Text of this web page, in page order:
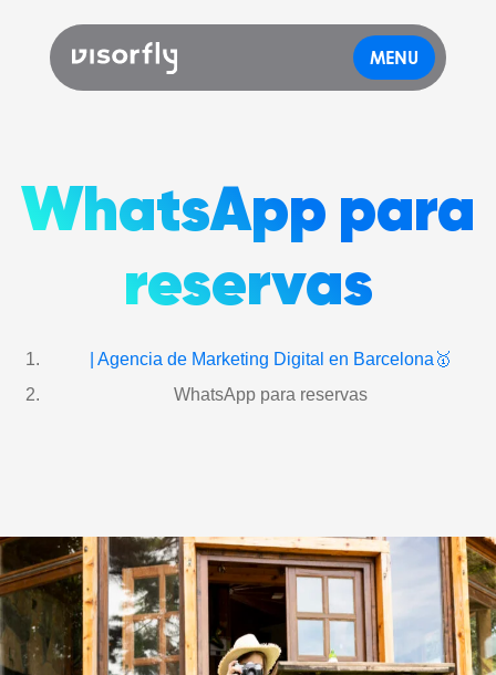
MENU
WhatsApp para
reservas
| Agencia de Marketing Digital en Barcelona🥇
WhatsApp para reservas